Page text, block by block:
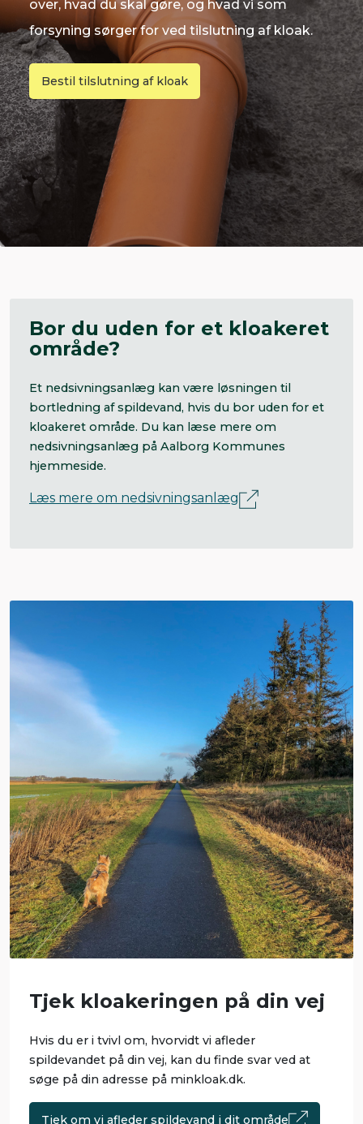
over, hvad du skal gøre, og hvad vi som
forsyning sørger for ved tilslutning af kloak.
Bestil tilslutning af kloak
Bor du uden for et kloakeret
område?
Et nedsivningsanlæg kan være løsningen til
bortledning af spildevand, hvis du bor uden for et
kloakeret område. Du kan læse mere om
nedsivningsanlæg på Aalborg Kommunes
hjemmeside.
Læs mere om nedsivningsanlæg
Tjek kloakeringen på din vej
Hvis du er i tvivl om, hvorvidt vi afleder
spildevandet på din vej, kan du finde svar ved at
søge på din adresse på minkloak.dk.
Tjek om vi afleder spildevand i dit område